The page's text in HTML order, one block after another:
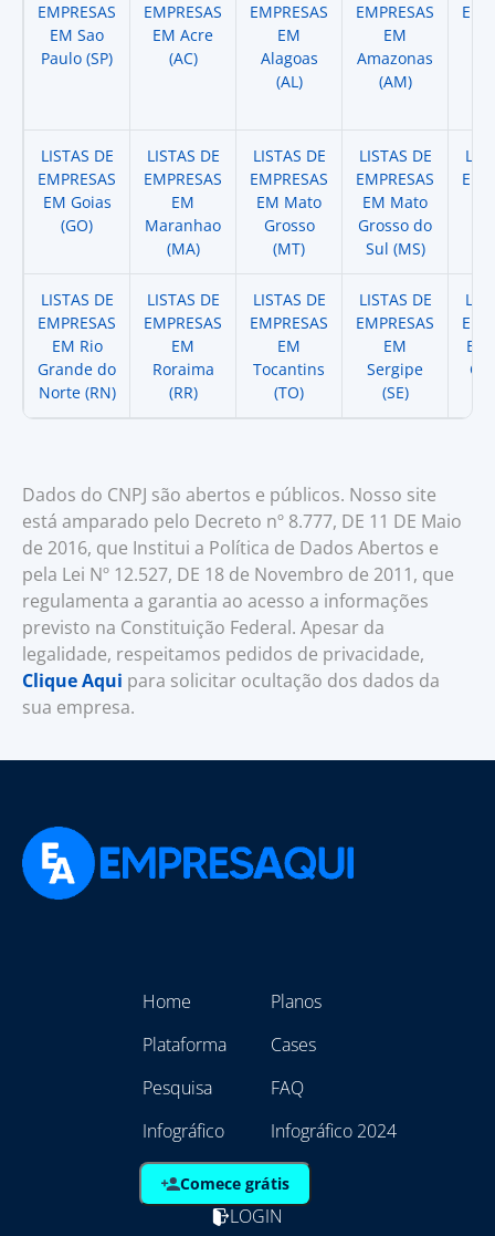
EMPRESAS
EM Sao
Paulo (SP)
EMPRESAS
EM Acre
(AC)
EMPRESAS
EM
Alagoas
(AL)
EMPRESAS
EM
Amazonas
(AM)
LISTAS DE
EMPRESAS
EM Goias
(GO)
LISTAS DE
EMPRESAS
EM
Maranhao
(MA)
LISTAS DE
EMPRESAS
EM Mato
Grosso
(MT)
LISTAS DE
EMPRESAS
EM Mato
Grosso do
Sul (MS)
LISTAS DE
EMPRESAS
EM Rio
Grande do
Norte (RN)
LISTAS DE
EMPRESAS
EM
Roraima
(RR)
LISTAS DE
EMPRESAS
EM
Tocantins
(TO)
LISTAS DE
EMPRESAS
EM
Sergipe
(SE)
EM
Dados do CNPJ são abertos e públicos. Nosso site
está amparado pelo Decreto nº 8.777, DE 11 DE Maio
de 2016, que Institui a Política de Dados Abertos e
pela Lei Nº 12.527, DE 18 de Novembro de 2011, que
regulamenta a garantia ao acesso a informações
previsto na Constituição Federal. Apesar da
legalidade, respeitamos pedidos de privacidade,
Clique Aqui para solicitar ocultação dos dados da
sua empresa.
Home
Plataforma
Pesquisa
Infográfico
Planos
Cases
FAQ
Infográfico 2024
Comece grátis
LOGIN